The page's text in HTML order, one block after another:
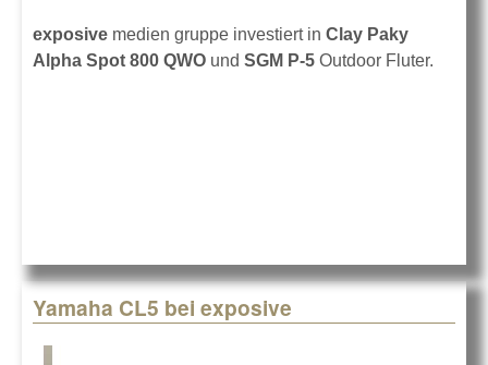
exposive medien gruppe investiert in Clay Paky
Alpha Spot 800 QWO und SGM P-5 Outdoor Fluter.
Yamaha CL5 bei exposive